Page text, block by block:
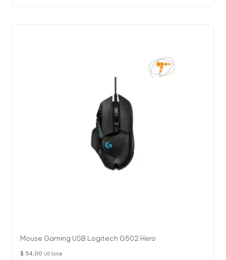
Mouse Gaming USB Logitech G502 Hero
$ 54,00 US Dolar